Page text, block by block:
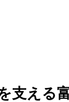
支える